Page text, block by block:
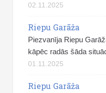
02.11.2025
Riepu Garāža
Piezvanīja Riepu
kāpēc radās šāda
01.11.2025
Riepu Garāža